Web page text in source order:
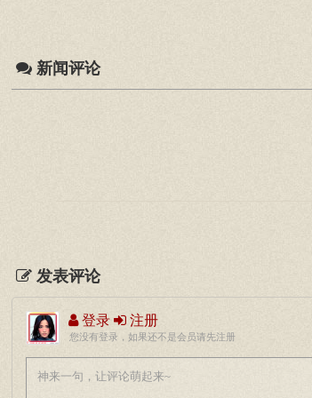
新闻评论
发表评论
登录 注册
您没有登录，如果还不是会员请先注册